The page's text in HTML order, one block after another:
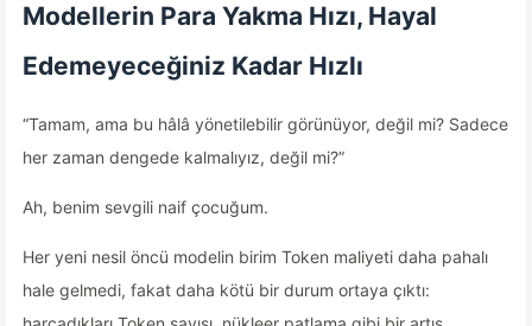
Modellerin Para Yakma Hızı, Hayal
Edemeyeceğiniz Kadar Hızlı
“Tamam, ama bu hâlâ yönetilebilir görünüyor, değil mi? Sadece
her zaman dengede kalmalıyız, değil mi?”
Ah, benim sevgili naif çocuğum.
Her yeni nesil öncü modelin birim Token maliyeti daha pahalı
hale gelmedi, fakat daha kötü bir durum ortaya çıktı: